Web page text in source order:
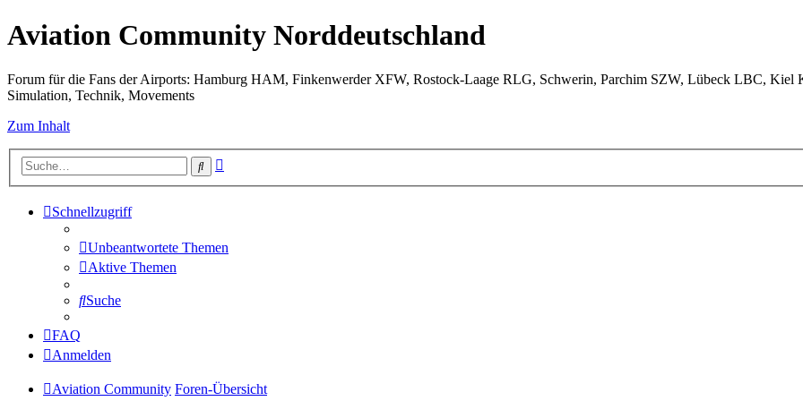
Aviation Community Norddeutschland
Forum für die Fans der Airports: Hamburg HAM, Finkenwerder XFW, Rostock-Laage RLG, Schwerin, Parchim SZW, Lübeck LBC, Kiel
Simulation, Technik, Movements
Zum Inhalt
Suche
Schnellzugriff
Unbeantwortete Themen
Aktive Themen
Suche
FAQ
Anmelden
Aviation Community Foren-Übersicht